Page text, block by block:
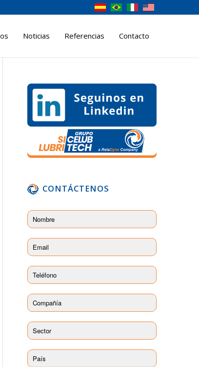
Noticias Referencias Contacto
CONTÁCTENOS